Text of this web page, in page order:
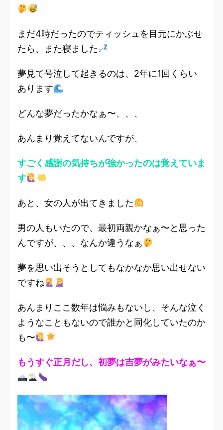
まだ4時だったのでティッシュを目元にかぶせ
たら、また寝ました
夢見て号泣して起きるのは、2年に1回くらい
あります
どんな夢だったかなぁ〜、、、
あんまり覚えてないんですが、
すごく感謝の気持ちが強かったのは覚えていま
す
あと、女の人が出てきました
男の人もいたので、最初両親かなぁ〜と思った
んですが、、、なんか違うなぁ
夢を思い出そうとしてもなかなか思い出せない
ですね
あんまりここ数年は悩みもないし、そんな泣く
ようなこともないので誰かと同化していたのか
も〜
もうすぐ正月だし、初夢は吉夢がみたいなぁ〜